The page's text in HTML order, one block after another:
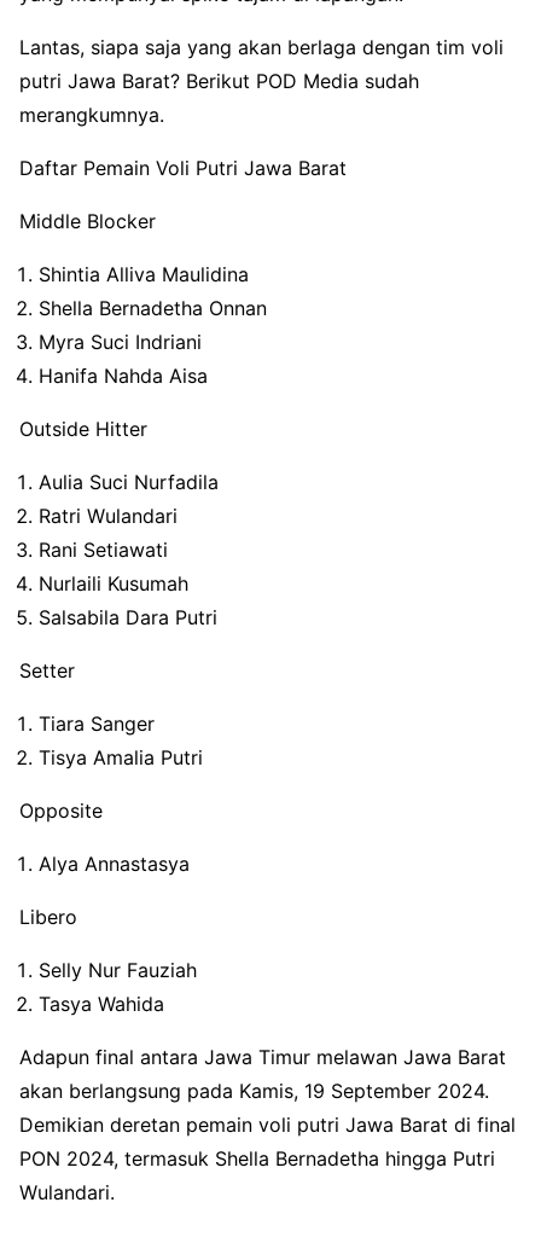
Lantas, siapa saja yang akan berlaga dengan tim voli
putri Jawa Barat? Berikut POD Media sudah
merangkumnya.
Daftar Pemain Voli Putri Jawa Barat
Middle Blocker
Shintia Alliva Maulidina
Shella Bernadetha Onnan
Myra Suci Indriani
Hanifa Nahda Aisa
Outside Hitter
Aulia Suci Nurfadila
Ratri Wulandari
Rani Setiawati
Nurlaili Kusumah
Salsabila Dara Putri
Setter
Tiara Sanger
Tisya Amalia Putri
Opposite
Alya Annastasya
Libero
Selly Nur Fauziah
Tasya Wahida
Adapun final antara Jawa Timur melawan Jawa Barat
akan berlangsung pada Kamis, 19 September 2024.
Demikian deretan pemain voli putri Jawa Barat di final
PON 2024, termasuk Shella Bernadetha hingga Putri
Wulandari.